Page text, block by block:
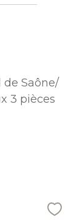
de Saône/
3 pièces